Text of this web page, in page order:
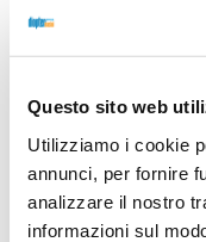
Questo sito web
Utilizziamo i cookie
annunci, per fornire
analizzare il nostro
informazioni sul
nostro negozio
spedizione fino al
da OTTICA